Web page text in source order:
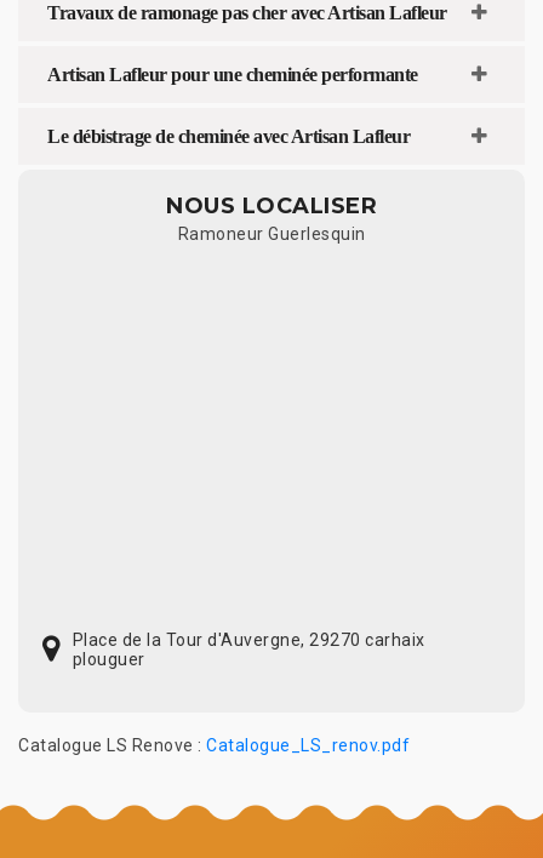
Travaux de ramonage pas cher avec Artisan Lafleur
Artisan Lafleur pour une cheminée performante
Le débistrage de cheminée avec Artisan Lafleur
NOUS LOCALISER
Ramoneur Guerlesquin
Place de la Tour d'Auvergne, 29270 carhaix
plouguer
Catalogue LS Renove : Catalogue_LS_renov.pdf